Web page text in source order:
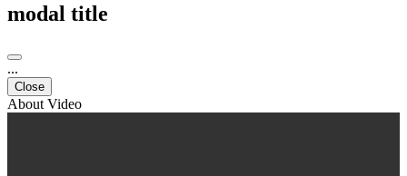
modal title
...
Close
About Video